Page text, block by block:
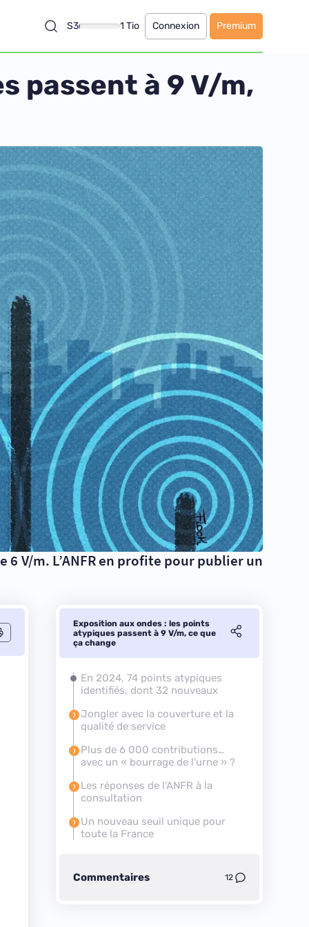
S3 1 Tio Connexion Premium
passent à 9 V/m,
V/m. L’ANFR en profite pour publier un
Exposition aux ondes : les points
atypiques passent à 9 V/m, ce que
ça change
En 2024, 74 points atypiques
identifiés, dont 32 nouveaux
Jongler avec la couverture et la
qualité de service
Plus de 6 000 contributions…
avec un « bourrage de l'urne » ?
Les réponses de l’ANFR à la
consultation
Un nouveau seuil unique pour
toute la France
Commentaires 12